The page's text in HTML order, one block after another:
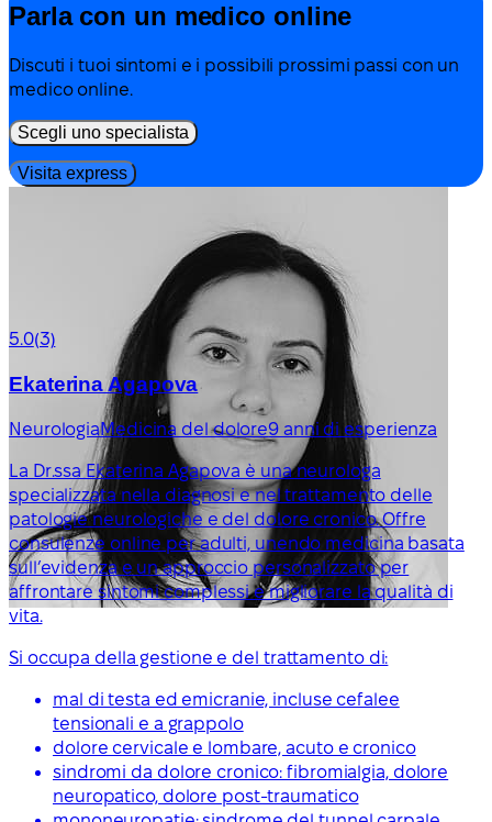
Parla con un medico online
Discuti i tuoi sintomi e i possibili prossimi passi con un
medico online.
Scegli uno specialista
Visita express
5.0(3)
Ekaterina Agapova
NeurologiaMedicina del dolore9 anni di esperienza
La Dr.ssa Ekaterina Agapova è una neurologa
specializzata nella diagnosi e nel trattamento delle
patologie neurologiche e del dolore cronico. Offre
consulenze online per adulti, unendo medicina basata
sull’evidenza e un approccio personalizzato per
affrontare sintomi complessi e migliorare la qualità di
vita.
Si occupa della gestione e del trattamento di:
mal di testa ed emicranie, incluse cefalee
tensionali e a grappolo
dolore cervicale e lombare, acuto e cronico
sindromi da dolore cronico: fibromialgia, dolore
neuropatico, dolore post-traumatico